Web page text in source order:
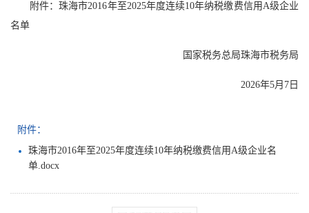
附件：珠海市2016年至2025年度连续10年纳税缴费信用A级企业
名单
国家税务总局珠海市税务局
2026年5月7日
附件：
珠海市2016年至2025年度连续10年纳税缴费信用A级企业名
单.docx